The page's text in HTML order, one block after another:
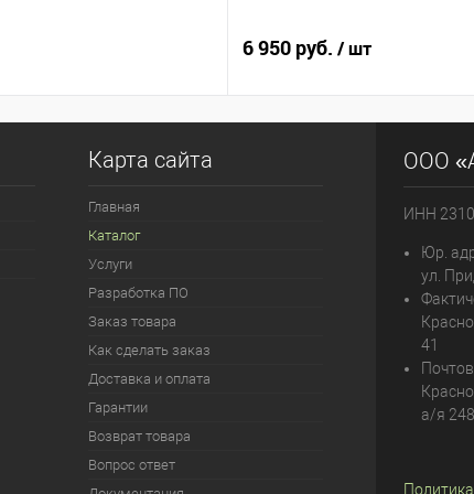
6 950 руб. / шт
Карта сайта
Главная
Каталог
Услуги
Разработка ПО
Заказ товара
Как сделать заказ
Доставка и оплата
Гарантии
Возврат товара
Вопрос ответ
ООО
ИНН
Юр.
ул.
41
а/я